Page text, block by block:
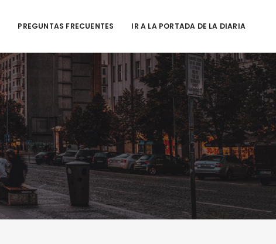
PREGUNTAS FRECUENTES IR A LA PORTADA DE LA DIARIA